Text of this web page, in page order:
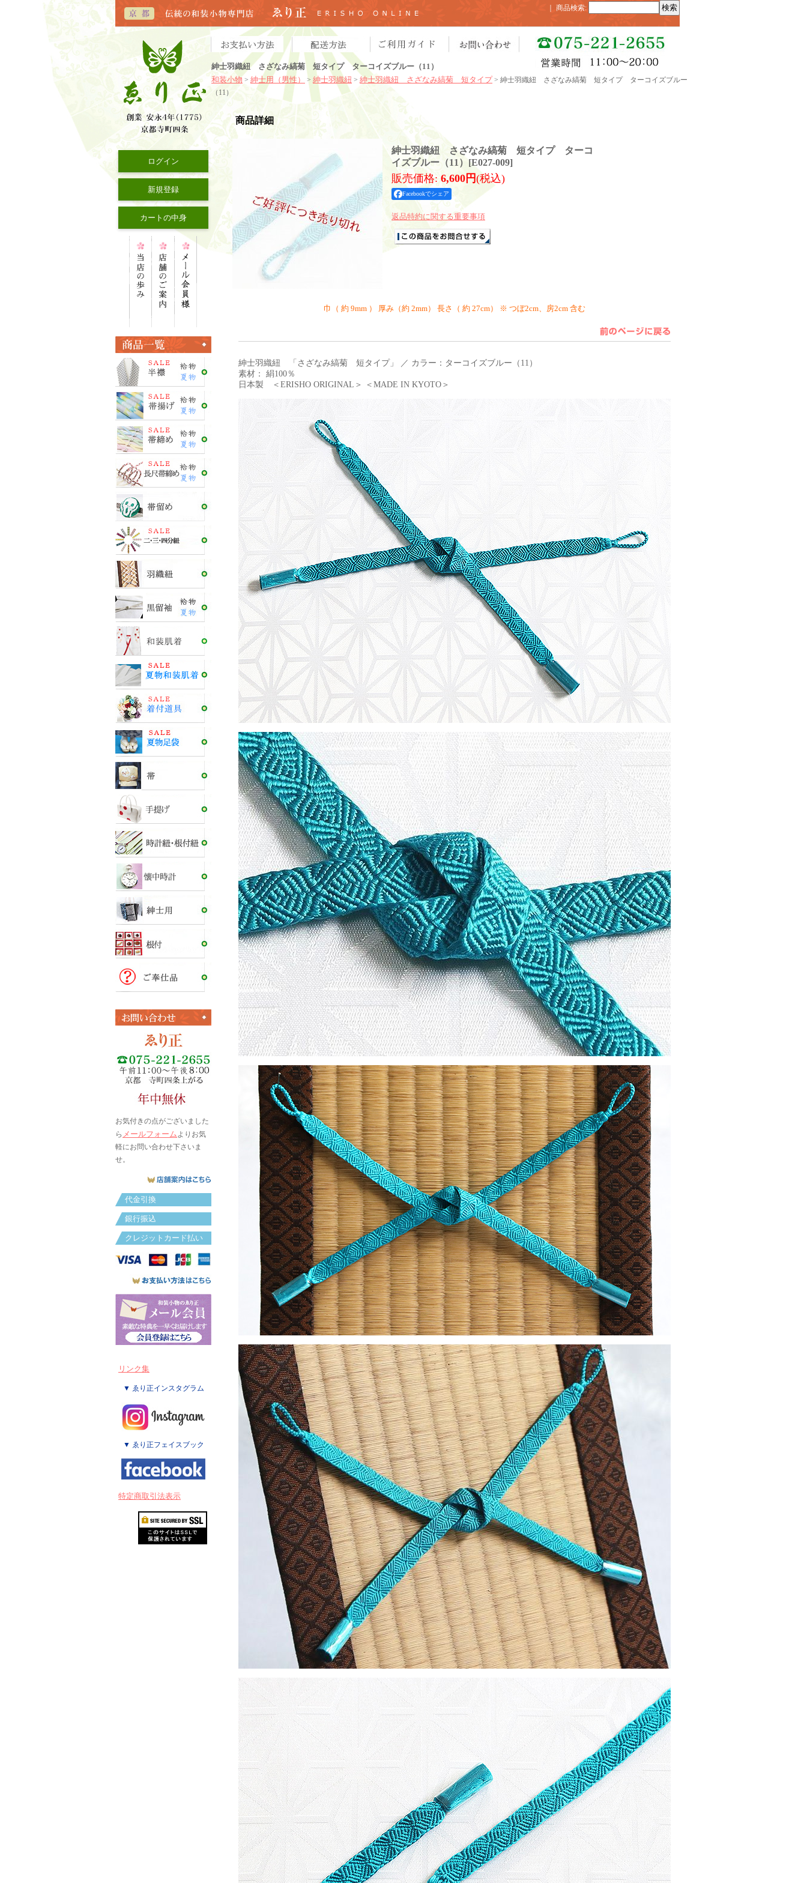
紳士羽織紐 さざなみ縞菊 短タイプ ターコイズブルー（11）
和装小物 > 紳士用（男性） > 紳士羽織紐 > 紳士羽織紐 さざなみ縞菊 短タイプ > 紳士羽織紐 さざなみ縞菊 短タイプ ターコイズブルー
（11）
商品検索:
ログイン
新規登録
カートの中身
お気付きの点がございました
ら メールフォームよりお気
軽にお問い合わせ下さいま
せ。
代金引換
銀行振込
クレジットカード払い
リンク集
▼ ゑり正インスタグラム
▼ ゑり正フェイスブック
特定商取引法表示
商品詳細
紳士羽織紐 さざなみ縞菊 短タイプ ターコ
イズブルー（11） [E027-009]
販売価格: 6,600円(税込)
Facebookでシェア
返品特約に関する重要事項
巾（ 約 9mm ） 厚み（約 2mm） 長さ（ 約 27cm） ※ つぼ2cm、房2cm 含む
紳士羽織紐 「さざなみ縞菊 短タイプ」 ／ カラー：ターコイズブルー（11）
素材： 絹100％
日本製 ＜ERISHO ORIGINAL＞ ＜MADE IN KYOTO＞